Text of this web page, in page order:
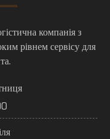
компанія з
рівнем сервісу для